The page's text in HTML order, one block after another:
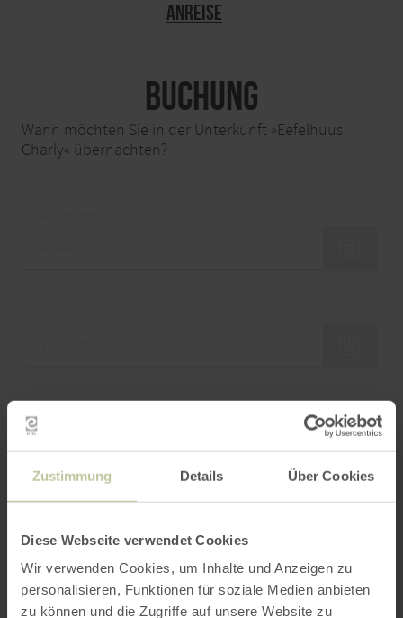
Zustimmung Details Über Cookies
Diese Webseite verwendet Cookies
Wir verwenden Cookies, um Inhalte und Anzeigen zu
personalisieren, Funktionen für soziale Medien anbieten
zu können und die Zugriffe auf unsere Website zu
Anreise
Buchung
Wann möchten Sie in der Unterkunft »Eefelhuus
Charly« übernachten?
Erwachsene
Kinder Bitte Alter angeben